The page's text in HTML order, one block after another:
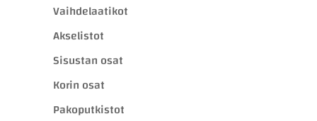
Vaihdelaatikot
Akselistot
Sisustan osat
Korin osat
Pakoputkistot